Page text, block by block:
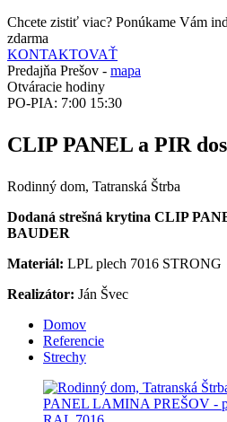
Chcete zistiť viac? Ponúkame Vám
zdarma
KONTAKTOVAŤ
Predajňa Prešov - mapa
Otváracie hodiny
PO-PIA: 7:00 15:30
CLIP PANEL a PIR
Rodinný dom, Tatranská Štrba
Dodaná strešná krytina CLIP
BAUDER
Materiál: LPL plech 7016 STRONG
Realizátor: Ján Švec
Domov
Referencie
Strechy